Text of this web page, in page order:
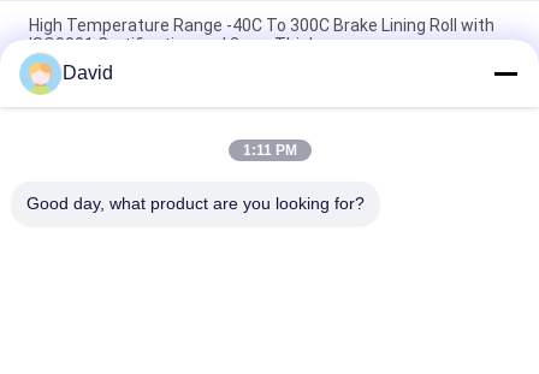
High Temperature Range -40C To 300C Brake Lining Roll with
ISO9001 Certification and 2mm Thickness
Automotive Brake System Friction Roll 100mm Width for
Smooth and Braking Experience
10m Length Non-asbestos Brake Lining Roll 2.5kg Designed for
David
1:11 PM
Good day, what product are you looking for?